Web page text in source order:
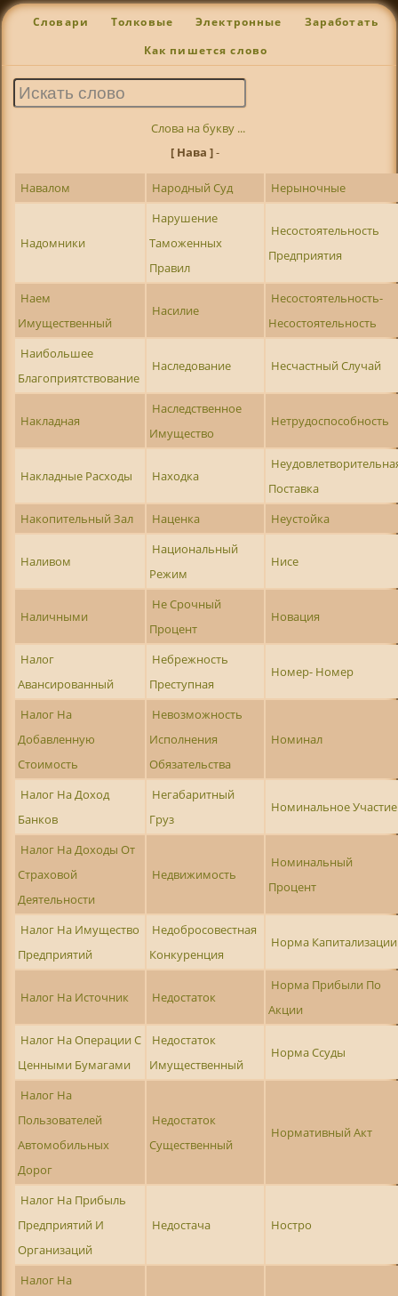
Словари Толковые Электронные Заработать
Как пишется слово
Слова на букву ...
[ Нава ]-
Навалом Народный Суд Нерыночные
Надомники
Нарушение
Таможенных
Правил
Несостоятельность
Предприятия
Наем
Имущественный
Насилие
Несостоятельность-
Несостоятельность
Наибольшее
Благоприятствование
Наследование Несчастный Случай
Накладная
Наследственное
Имущество
Нетрудоспособность
Накладные Расходы Находка
Поставка
Накопительный Зал
Наценка Неустойка
Наливом
Национальный
Режим
Нисе
Наличными
Не Срочный
Процент
Новация
Налог
Авансированный
Небрежность
Преступная
Номер- Номер
Налог На
Добавленную
Стоимость
Невозможность
Исполнения
Обязательства
Номинал
Налог На Доход
Банков
Негабаритный
Груз
Номинальное Участие
Налог На Доходы От
Страховой
Деятельности
Недвижимость
Номинальный
Процент
Налог На Имущество
Предприятий
Недобросовестная
Конкуренция
Норма Капитализации
Налог На Источник Недостаток
Норма Прибыли По
Акции
Налог На Операции С
Ценными Бумагами
Недостаток
Имущественный
Норма Ссуды
Налог На
Пользователей
Автомобильных
Дорог
Недостаток
Существенный
Нормативный Акт
Налог На Прибыль
Предприятий И
Организаций
Недостача Ностро
Налог На